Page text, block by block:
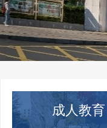
成人教育